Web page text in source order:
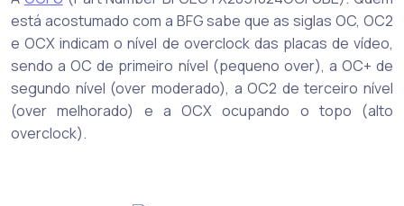
está acostumado com a BFG sabe que as siglas OC, OC2
e OCX indicam o nível de overclock das placas de vídeo,
sendo a OC de primeiro nível (pequeno over), a OC+ de
segundo nível (over moderado), a OC2 de terceiro nível
(over melhorado) e a OCX ocupando o topo (alto
overclock).